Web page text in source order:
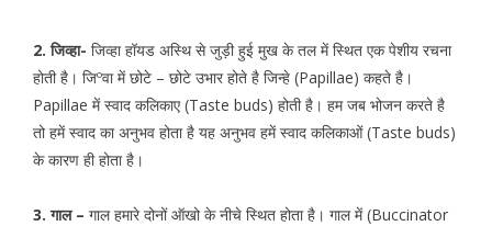
2. जिव्हा- जिव्हा हॉयड अस्थि से जुड़ी हुई मुख के तल में स्थित एक पेशीय रचना
होती है। जिºवा में छोटे – छोटे उभार होते है जिन्हे (Papillae) कहते है।
Papillae में स्वाद कलिकाए (Taste buds) होती है। हम जब भोजन करते है
तो हमें स्वाद का अनुभव होता है यह अनुभव हमें स्वाद कलिकाओं (Taste buds)
के कारण ही होता है।
3. गाल – गाल हमारे दोनों ऑखो के नीचे स्थित होता है। गाल में (Buccinator